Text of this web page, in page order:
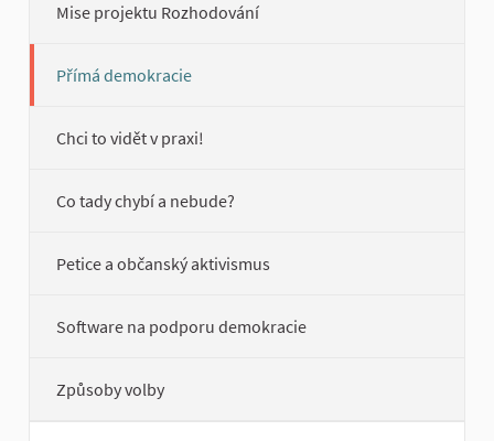
Mise projektu Rozhodování
Přímá demokracie
Chci to vidět v praxi!
Co tady chybí a nebude?
Petice a občanský aktivismus
Software na podporu demokracie
Způsoby volby